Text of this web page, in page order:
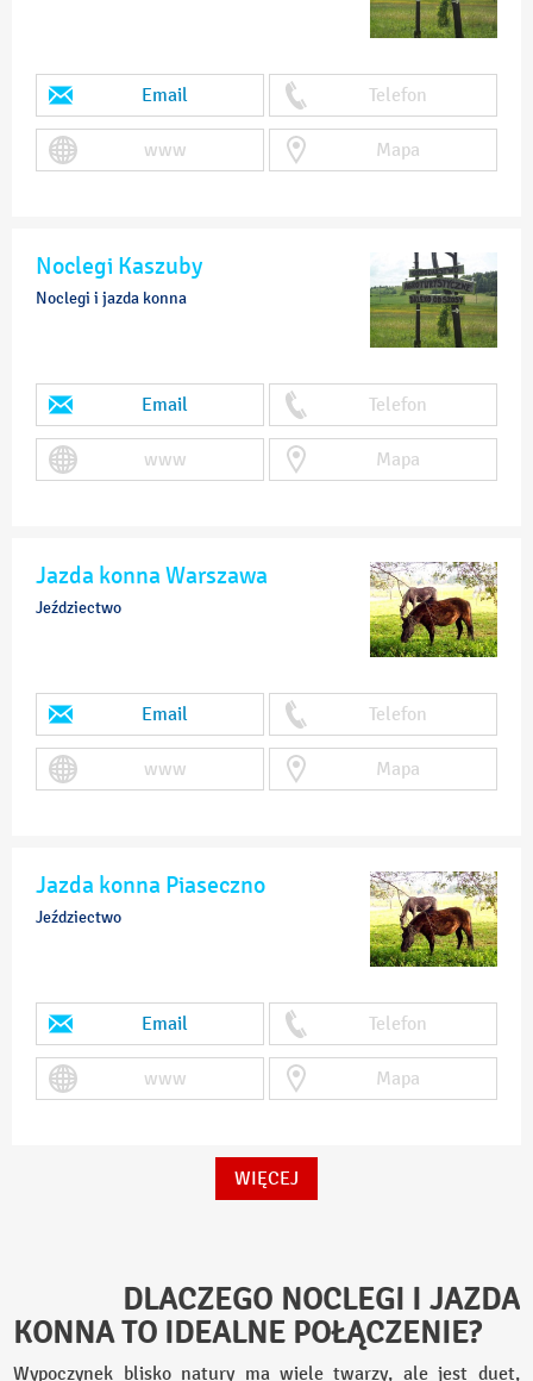
Email Telefon
www Mapa
Noclegi Kaszuby
Noclegi i jazda konna
Email Telefon
www Mapa
Jazda konna Warszawa
Jeździectwo
Email Telefon
www Mapa
Jazda konna Piaseczno
Jeździectwo
Email Telefon
www Mapa
WIĘCEJ
DLACZEGO NOCLEGI I JAZDA
KONNA TO IDEALNE POŁĄCZENIE?
Wypoczynek blisko natury ma wiele twarzy, ale jest duet,